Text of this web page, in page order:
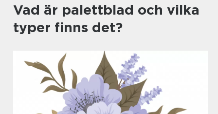
Vad är palettblad och vilka
typer finns det?